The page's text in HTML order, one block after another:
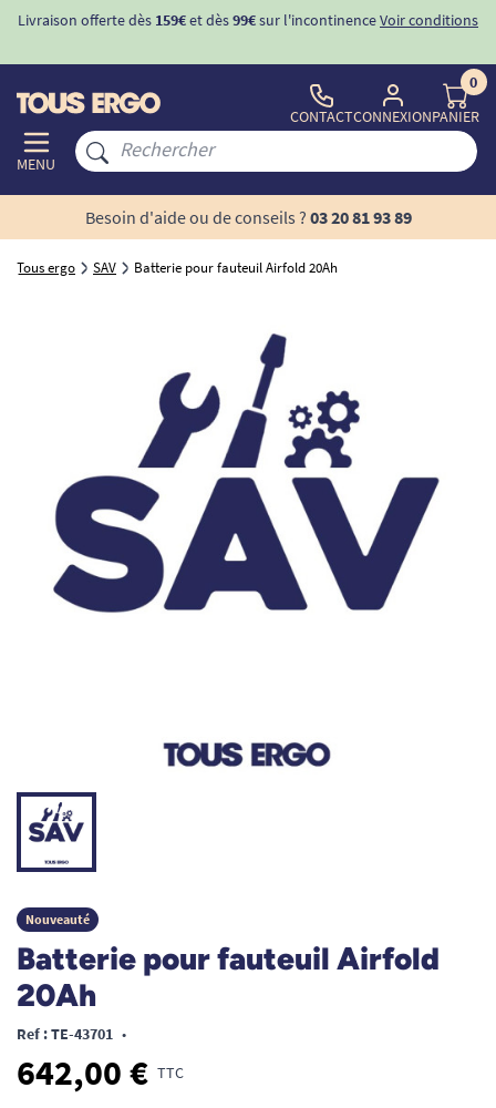
Livraison offerte dès 159€et dès99€sur l'incontinenceVoir conditions
MENU
CONTACTCONNEXION
0
PANIER
Besoin d'aide ou de conseils ? 03 20 81 93 89
Tous ergo SAV Batterie pour fauteuil Airfold 20Ah
Nouveauté
Batterie pour fauteuil Airfold
20Ah
Ref : TE-43701 •
642,00 € TTC